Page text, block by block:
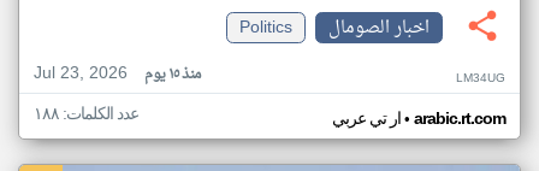
اخبار الصومال
Politics
Jul 23, 2026
منذ ١٥ يوم LM34UG
ار تي عربي• arabic.rt.com عدد الكلمات: ١٨٨